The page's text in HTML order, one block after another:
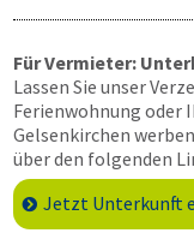
Für Vermieter:
Lassen Sie unser
Ferienwohnung oder
Gelsenkirchen
über den folgenden
Jetzt Unterkunft